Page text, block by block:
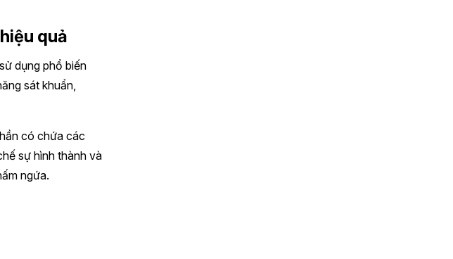
quả
dụng phổ biến
sát khuẩn,
có chứa các
sự hình thành và
ngứa.